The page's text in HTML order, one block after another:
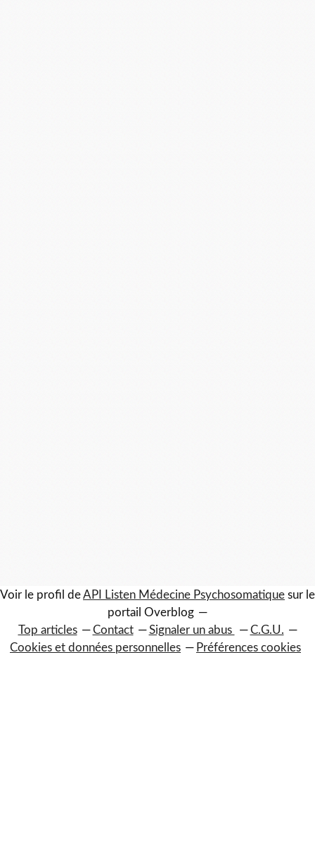
Voir le profil deAPI Listen Médecine Psychosomatique sur le
portail Overblog
Top articles
Contact Signaler un abus
C.G.U.
Cookies et données personnelles
Préférences cookies